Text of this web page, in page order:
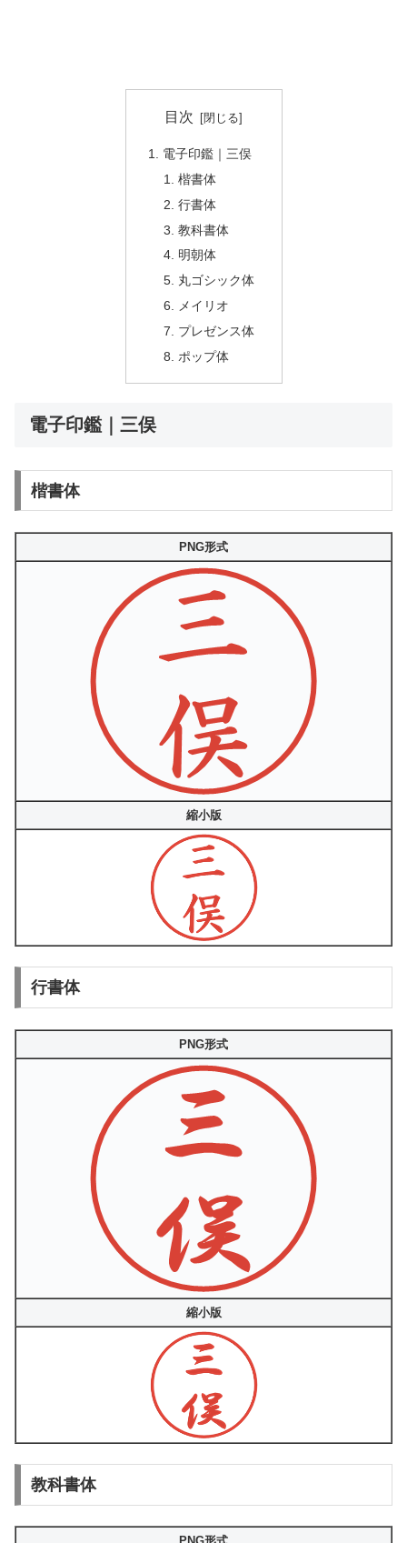
目次
電子印鑑｜三俣
楷書体
行書体
教科書体
明朝体
丸ゴシック体
メイリオ
プレゼンス体
ポップ体
電子印鑑｜三俣
楷書体
PNG形式
縮小版
行書体
PNG形式
縮小版
教科書体